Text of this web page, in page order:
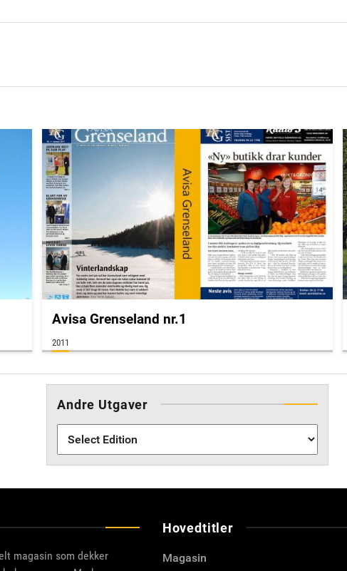
Avisa Grenseland nr.1
2011
Andre Utgaver
magasin som dekker
Hovedtitler
Magasin